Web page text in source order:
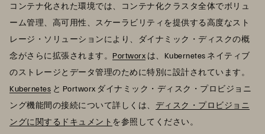
コンテナ化された環境では、コンテナ化クラスタ全体でボリュ
ーム管理、高可用性、スケーラビリティを提供する高度なスト
レージ・ソリューションにより、ダイナミック・ディスクの概
念がさらに拡張されます。 Portworx は、Kubernetes ネイティブ
のストレージとデータ管理のために特別に設計されています。
Kubernetes と Portworx ダイナミック・ディスク・プロビジョニ
ング機能間の接続について詳しくは、 ディスク・プロビジョニ
ングに関するドキュメント を参照してください。